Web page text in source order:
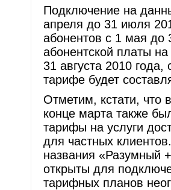
Подключение на
апреля до 31 июля
абонентов с 1 мая до
абонентской платы
31 августа 2010
тарифе будет
Отметим, кстати, что
конце марта также
тарифы на услуги
для частных
названия «Разумный
открыты для
тарифных планов